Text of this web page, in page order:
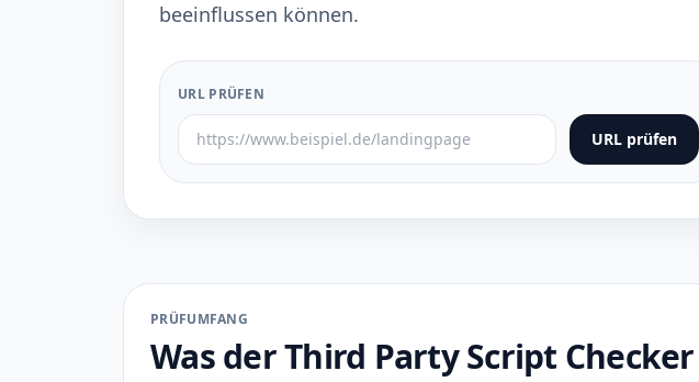
beeinflussen können.
URL PRÜFEN
URL prüfen
PRÜFUMFANG
Was der Third Party Script